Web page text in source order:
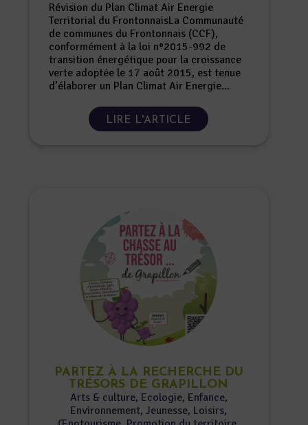
Révision du Plan Climat Air Energie
Territorial du FrontonnaisLa Communauté
de communes du Frontonnais (CCF),
conformément à la loi n°2015-992 de
transition énergétique pour la croissance
verte adoptée le 17 août 2015, est tenue
d’élaborer un Plan Climat Air Energie...
PARTEZ À LA RECHERCHE DU
TRÉSORS DE GRAPILLON
Arts & culture, Ecologie, Enfance,
Environnement,Jeunesse, Loisirs,